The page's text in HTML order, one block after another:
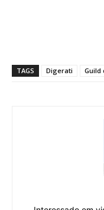
TAGS Digerati Guild